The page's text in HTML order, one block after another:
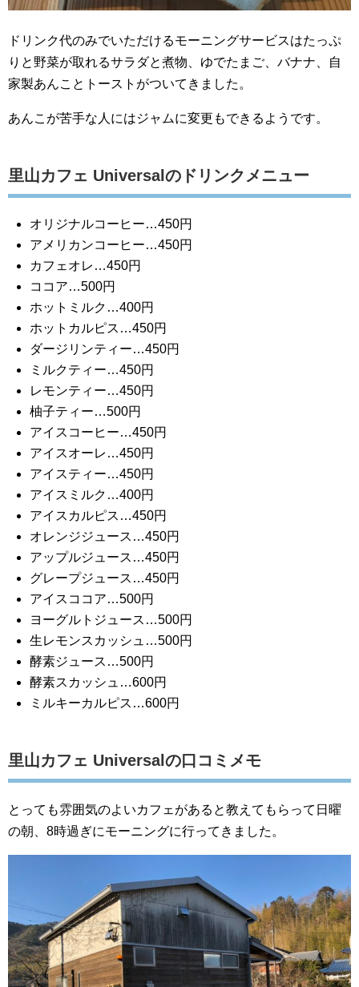
ドリンク代のみでいただけるモーニングサービスはたっぷ
りと野菜が取れるサラダと煮物、ゆでたまご、バナナ、自
家製あんことトーストがついてきました。
あんこが苦手な人にはジャムに変更もできるようです。
里山カフェ Universalのドリンクメニュー
オリジナルコーヒー…450円
アメリカンコーヒー…450円
カフェオレ…450円
ココア…500円
ホットミルク…400円
ホットカルピス…450円
ダージリンティー…450円
ミルクティー…450円
レモンティー…450円
柚子ティー…500円
アイスコーヒー…450円
アイスオーレ…450円
アイスティー…450円
アイスミルク…400円
アイスカルピス…450円
オレンジジュース…450円
アップルジュース…450円
グレープジュース…450円
アイスココア…500円
ヨーグルトジュース…500円
生レモンスカッシュ…500円
酵素ジュース…500円
酵素スカッシュ…600円
ミルキーカルピス…600円
里山カフェ Universalの口コミメモ
とっても雰囲気のよいカフェがあると教えてもらって日曜
の朝、8時過ぎにモーニングに行ってきました。